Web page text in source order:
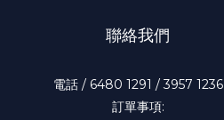
聯絡我們
電話 / 6480 1291 / 3957 1236
訂單事項: